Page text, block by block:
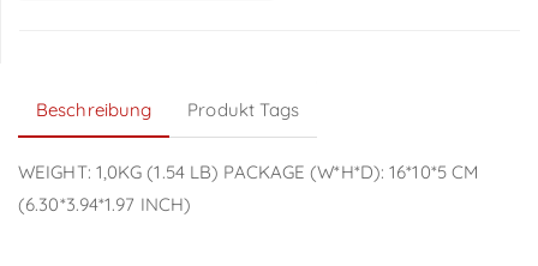
Beschreibung Produkt Tags
WEIGHT: 1,0KG (1.54 LB) PACKAGE (W*H*D): 16*10*5 CM
(6.30*3.94*1.97 INCH)